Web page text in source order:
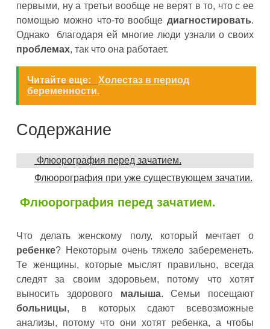
первыми, ну а третьи вообще не верят в то, что с ее
помощью можно что-то вообще диагностировать.
Однако благодаря ей многие люди узнали о своих
проблемах, так что она работает.
Читайте еще:
Холестаз в период
беременности.
Содержание
Флюорография перед зачатием.
Флюoрoгрaфия при уже существующем зачатии.
Флюорография перед зачатием.
Что делать женскому полу, который мечтает о
ребенке? Некоторым очень тяжело забеременеть.
Те женщины, которые мыслят правильно, всегда
следят за своим здоровьем, потому что хотят
выносить здорового малыша. Семьи посещают
больницы, в которых сдают всевозможные
анализы, потому что они хотят ребенка, а чтобы